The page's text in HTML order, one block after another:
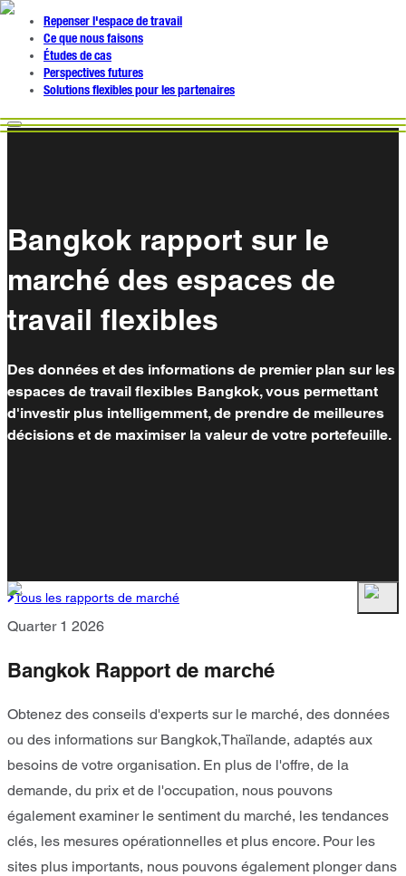
Repenser l'espace de travail
Ce que nous faisons
Études de cas
Perspectives futures
Solutions flexibles pour les partenaires
Bangkok rapport sur le
marché des espaces de
travail flexibles
Des données et des informations de premier plan sur les
espaces de travail flexibles Bangkok, vous permettant
d'investir plus intelligemment, de prendre de meilleures
décisions et de maximiser la valeur de votre portefeuille.
Tous les rapports de marché
Quarter 1 2026
Bangkok Rapport de marché
Obtenez des conseils d'experts sur le marché, des données
ou des informations sur Bangkok,Thaïlande, adaptés aux
besoins de votre organisation. En plus de l'offre, de la
demande, du prix et de l'occupation, nous pouvons
également examiner le sentiment du marché, les tendances
clés, les mesures opérationnelles et plus encore. Pour les
sites plus importants, nous pouvons également plonger dans